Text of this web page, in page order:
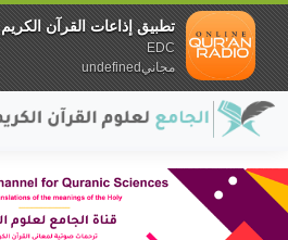
تطبيق إذاعات القرآن الكريم
EDC
مجانيundefined